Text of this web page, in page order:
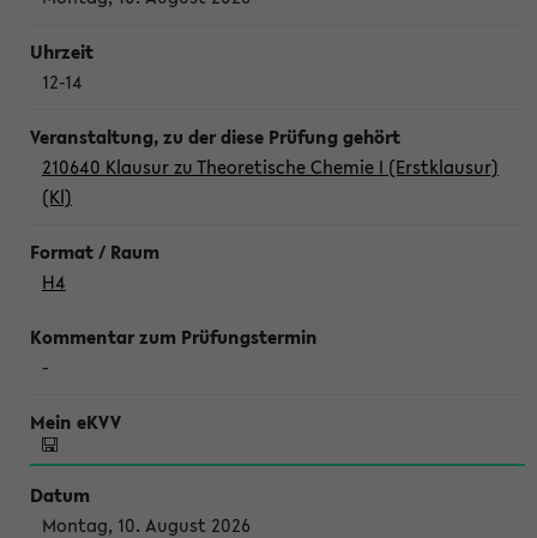
12-14
210640 Klausur zu Theoretische Chemie I (Erstklausur)
(Kl)
H4
-
Montag, 10. August 2026